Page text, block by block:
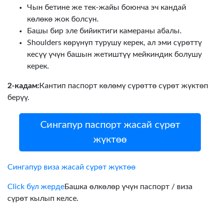
Чын бетине же тек-жайы боюнча эч кандай
көлөкө жок болсун.
Башы бир эле бийиктиги камераны абалы.
Shoulders көрүнүп турушу керек, ал эми сүрөттү
кесүү үчүн башын жетиштүү мейкиндик болушу
керек.
2-кадам:Кантип паспорт көлөмү сүрөттө сүрөт жүктөп
берүү.
Сингапур паспорт жасай сүрөт
жүктөө
Сингапур виза жасай сүрөт жүктөө
Click бул жердеБашка өлкөлөр үчүн паспорт / виза
сүрөт кылып келсе.